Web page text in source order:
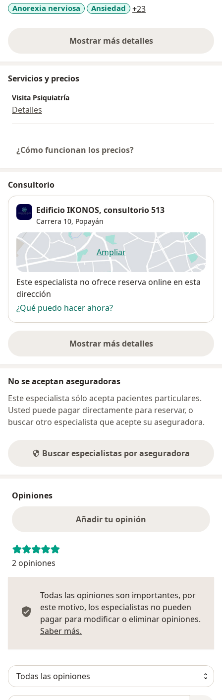
Anorexia nerviosa
Ansiedad +23
Mostrar más detalles
sobre la experiencia
Servicios y precios
Visita Psiquiatría
Detalles
¿Cómo funcionan los precios?
Consultorio
Edificio IKONOS, consultorio 513
Carrera 10, Popayán
Ampliarse abre en una nueva
Disponibilidad
Este especialista no ofrece reserva online en esta
dirección
¿Qué puedo hacer ahora?
Mostrar más detalles
sobre la dirección
No se aceptan aseguradoras
Este especialista sólo acepta pacientes particulares.
Usted puede pagar directamente para reservar, o
buscar otro especialista que acepte su aseguradora.
Buscar especialistas por aseguradora
Opiniones
Añadir tu opinión
2 opiniones
Todas las opiniones son importantes, por
este motivo, los especialistas no pueden
pagar para modificar o eliminar opiniones.
Saber más.